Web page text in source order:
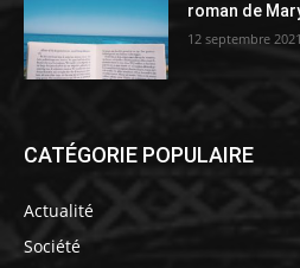
roman de
12 septembre 2021
CATÉGORIE POPULAIRE
Actualité
Société